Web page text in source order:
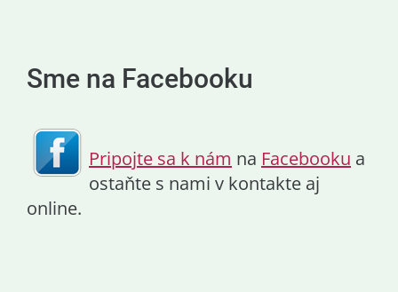
Sme na Facebooku
Pripojte sa k nám na Facebooku a
ostaňte s nami v kontakte aj
online.